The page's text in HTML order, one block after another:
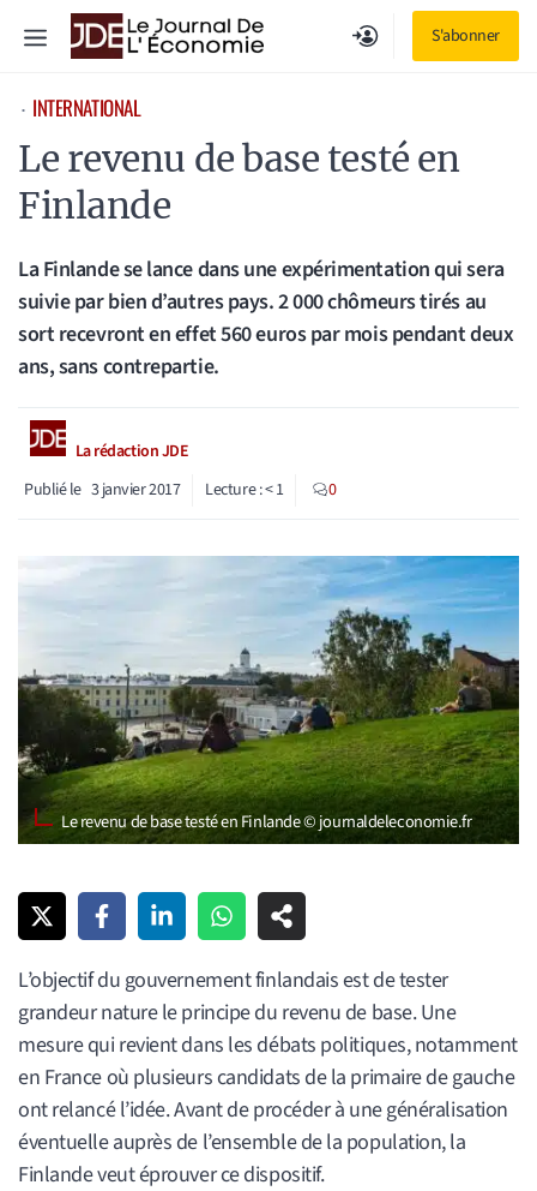
S'abonner
Menu
⋅ INTERNATIONAL
Le revenu de base testé en
Finlande
La Finlande se lance dans une expérimentation qui sera
suivie par bien d’autres pays. 2 000 chômeurs tirés au
sort recevront en effet 560 euros par mois pendant deux
ans, sans contrepartie.
La rédaction JDE
Publié le 3 janvier 2017 Lecture :< 1 0
Le revenu de base testé en Finlande © journaldeleconomie.fr
L’objectif du gouvernement finlandais est de tester
grandeur nature le principe du revenu de base. Une
mesure qui revient dans les débats politiques, notamment
en France où plusieurs candidats de la primaire de gauche
ont relancé l’idée. Avant de procéder à une généralisation
éventuelle auprès de l’ensemble de la population, la
Finlande veut éprouver ce dispositif.